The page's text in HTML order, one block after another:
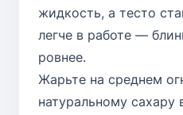
жидкость, а тесто
легче в работе —
ровнее.
Жарьте на среднем
натуральному